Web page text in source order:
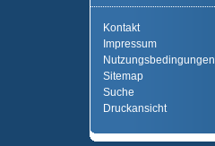
Kontakt
Impressum
Nutzungsbedingungen
Sitemap
Suche
Druckansicht